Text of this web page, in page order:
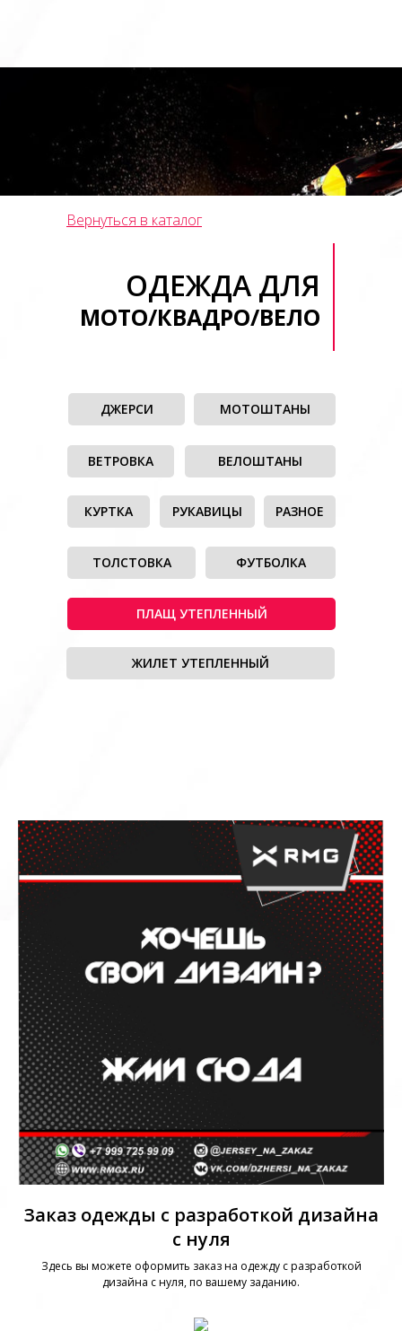
ОДЕЖДА ДЛЯ
МОТО/КВАДРО/ВЕЛО
Вернуться в каталог
ДЖЕРСИ МОТОШТАНЫ
ВЕЛОШТАНЫ
ТОЛСТОВКА
ВЕТРОВКА
КУРТКА РУКАВИЦЫ
ФУТБОЛКА
ПЛАЩ УТЕПЛЕННЫЙ
ЖИЛЕТ УТЕПЛЕННЫЙ
РАЗНОЕ
Заказ одежды с разработкой дизайна
с нуля
Здесь вы можете оформить заказ на одежду с разработкой
дизайна с нуля, по вашему заданию.